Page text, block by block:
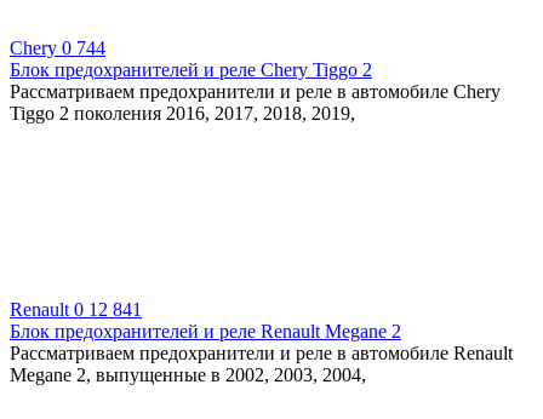
Chery 0 744
Блок предохранителей и реле Chery Tiggo 2
Рассматриваем предохранители и реле в автомобиле Chery
Tiggo 2 поколения 2016, 2017, 2018, 2019,
Renault 0 12 841
Блок предохранителей и реле Renault Megane 2
Рассматриваем предохранители и реле в автомобиле Renault
Megane 2, выпущенные в 2002, 2003, 2004,